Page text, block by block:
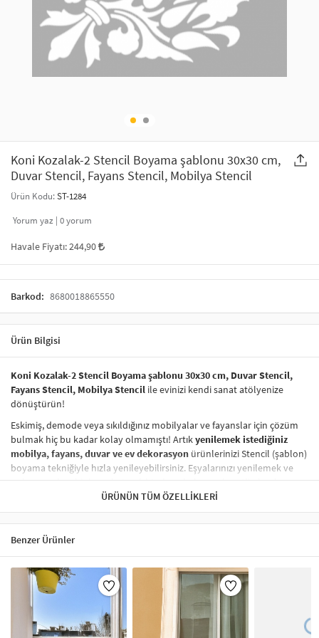
SAÇ AKSESUARLARI
GELİN / DÜĞÜN AKSESUARLARI
ŞAL VE FULAR
ODA KOKUSU VE MUM
PARTİ SÜSLERİ
YILBAŞI ÜRÜNLERİ
Koni Kozalak-2 Stencil Boyama şablonu 30x30 cm,
Duvar Stencil, Fayans Stencil, Mobilya Stencil
Ürün Kodu:ST-1284
Yorum yaz | 0yorum
Havale Fiyatı:244,90
Barkod: 8680018865550
Ürün Bilgisi
Koni Kozalak-2 Stencil Boyama şablonu 30x30 cm, Duvar Stencil,
Fayans Stencil, Mobilya Stencil ile evinizi kendi sanat atölyenize
dönüştürün!
Eskimiş, demode veya sıkıldığınız mobilyalar ve fayanslar için çözüm
bulmak hiç bu kadar kolay olmamıştı! Artıkyenilemek istediğiniz
mobilya, fayans, duvar ve ev dekorasyon ürünlerinizi Stencil (şablon)
boyama tekniğiyle hızla yenileyebilirsiniz. Eşyalarınızı yenilemek ve
onlaramodern bir hava katmakhiç de pahalı ve zahmetli olmak
zorunda değil! Stencil şablonları, dilediğiniz her yüzeye pratik bir
şekildedesen uygulamanızısağlar ve mobilyalarınızın, duvarlarınızın,
kumaşlarınızın görünümünü anında değiştirebilir.
Çocuğunuzun dolabına, mutfak fayanslarına,
kumaşlara bile bant yardımıyla sabitleyip, istediğiniz renklerle
boyama yapabilirsiniz. Evinizi,
kişisel zevkinizle özelleştirebilir
boyama seti ile yaratıcı projeler gerçekleştirebilirsiniz.El işi ve ev
dekorasyonu
sevenler için stencil, kolayca uygulanabilecek eğlenceli
ve etkili bir aktivitedir.
ÜRÜNÜN TÜM ÖZELLIKLERI
Benzer Ürünler